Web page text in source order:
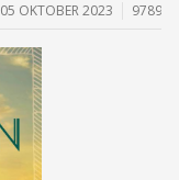
05 OKTOBER 2023